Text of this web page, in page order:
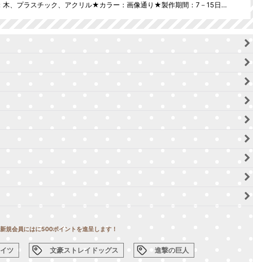
、プラスチック、アクリル★カラー：画像通り★製作期間：7－15日…
規会員にはに500ポイントを進呈します！
ツ 文豪ストレイドッグス 進撃の巨人